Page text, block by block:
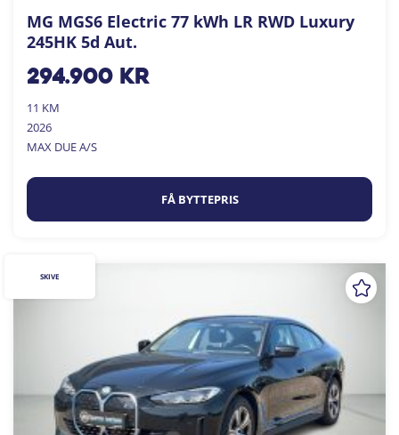
MG MGS6 Electric 77 kWh LR RWD Luxury
245HK 5d Aut.
294.900kr
11 KM
2026
MAX DUE A/S
FÅ BYTTEPRIS
SKIVE